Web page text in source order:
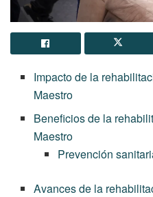
Impacto de la
Maestro
Beneficios de la
Maestro
Prevención
Avances de la